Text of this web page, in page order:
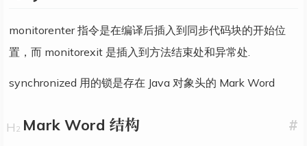
monitorenter 指令是在编译后插入到同步代码块的开始位
置，而 monitorexit 是插入到方法结束处和异常处.
synchronized 用的锁是存在 Java 对象头的 Mark Word
#
Mark Word 结构